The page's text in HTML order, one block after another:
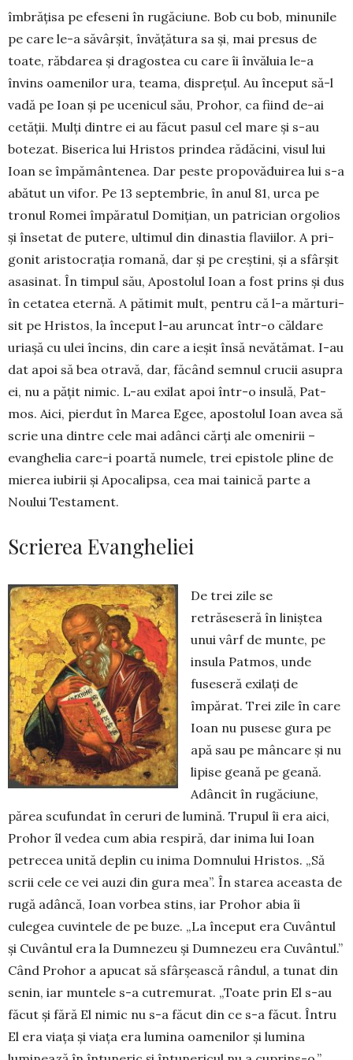
îmbrățisa pe efeseni în rugăciune. Bob cu bob, minunile
pe care le-a săvârșit, învă­țătura sa și, mai presus de
toate, răbdarea și dragostea cu care îi învăluia le-a
învins oamenilor ura, ­teama, disprețul. Au început să-l
vadă pe Ioan și pe ucenicul său, Pro­hor, ca fiind de-ai
cetății. Mulți din­tre ei au făcut pasul cel mare și s-au
botezat. Biserica lui Hristos prindea rădăcini, visul lui
Ioan se împămân­tenea. Dar peste propo­vă­duirea lui s-a
abătut un vifor. Pe 13 septem­brie, în anul 81, urca pe
tro­nul Ro­mei împăratul Domi­țian, un patri­cian orgolios
și însetat de pu­tere, ulti­mul din dinastia flaviilor. A pri­
gonit aristocrația romană, dar și pe creștini, și a sfârșit
asasinat. În tim­pul său, Apostolul Ioan a fost prins și dus
în cetatea eternă. A pătimit mult, pentru că l-a măr­turi­
sit pe Hris­tos, la început l-au arun­cat într-o căldare
uriașă cu ulei în­cins, din care a ieșit însă nevătămat. I-au
dat apoi să bea otravă, dar, făcând sem­nul crucii asupra
ei, nu a pățit nimic. L-au exilat apoi într-o insulă, Pat­
mos. Aici, pierdut în Marea Egee, apostolul Ioan avea să
scrie una din­tre cele mai adânci cărți ale omenirii –
evanghelia care-i poartă numele, trei epistole pline de
mierea iubirii și Apoca­lipsa, cea mai tainică parte a
Noului Testament.
Scrierea Evangheliei
De trei zile se
retrăseseră în liniș­tea
unui vârf de munte, pe
insula Patmos, unde
fuse­seră exilați de
împărat. Trei zile în care
Ioan nu pusese gura pe
apă sau pe mâncare și nu
lipise geană pe geană.
Adân­cit în rugăciune,
părea scufundat în ceruri de lumină. Trupul îi era aici,
Prohor îl vedea cum abia respiră, dar inima lui Ioan
petrecea unită deplin cu inima Domnului Hristos. „Să
scrii cele ce vei auzi din gura mea”. În starea aceasta de
rugă adâncă, Ioan vorbea stins, iar Prohor abia îi
culegea cuvin­tele de pe buze. „La început era Cuvântul
şi Cu­vântul era la Dumnezeu şi Dumnezeu era Cuvân­tul.”
Când Prohor a apucat să sfârșească rândul, a tunat din
senin, iar muntele s-a cutre­mu­rat. „Toate prin El s-au
făcut şi fără El nimic nu s-a făcut din ce s-a fă­cut. Întru
El era via­ţa şi via­ţa era lumina oa­me­nilor și lumina